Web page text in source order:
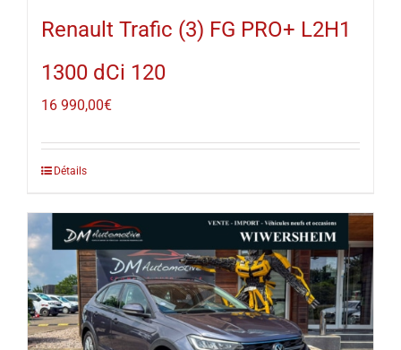
Renault Trafic (3) FG PRO+ L2H1
1300 dCi 120
16 990,00€
Détails